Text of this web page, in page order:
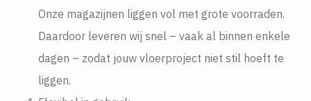
Onze magazijnen liggen vol met grote voorraden.
Daardoor leveren wij snel – vaak al binnen enkele
dagen – zodat jouw vloerproject niet stil hoeft te
liggen.